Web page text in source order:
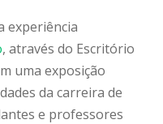
experiência
, através do Escritório
uma exposição
da carreira de
e professores